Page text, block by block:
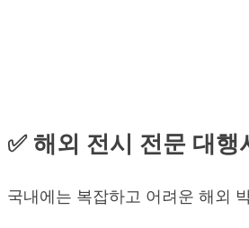
✅ 해외 전시 전문 대
국내에는 복잡하고 어려운 해외